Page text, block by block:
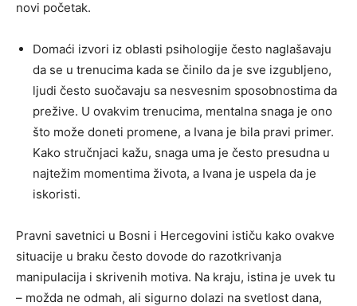
novi početak.
Domaći izvori iz oblasti psihologije često naglašavaju
da se u trenucima kada se činilo da je sve izgubljeno,
ljudi često suočavaju sa nesvesnim sposobnostima da
prežive. U ovakvim trenucima, mentalna snaga je ono
što može doneti promene, a Ivana je bila pravi primer.
Kako stručnjaci kažu, snaga uma je često presudna u
najtežim momentima života, a Ivana je uspela da je
iskoristi.
Pravni savetnici u Bosni i Hercegovini ističu kako ovakve
situacije u braku često dovode do razotkrivanja
manipulacija i skrivenih motiva. Na kraju, istina je uvek tu
– možda ne odmah, ali sigurno dolazi na svetlost dana,